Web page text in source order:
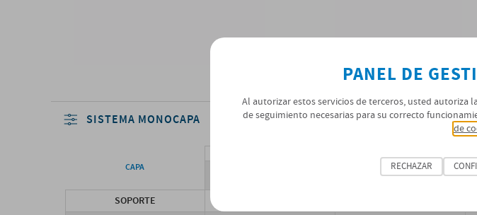
SISTEMA MONOCAPA
CAPA
SISTEMA ÓPTIMO
SOPORTE
PANEL DE
Al autorizar estos servicios de terceros, usted autoriza
de seguimiento necesarias para su correcto
de
RECHAZAR